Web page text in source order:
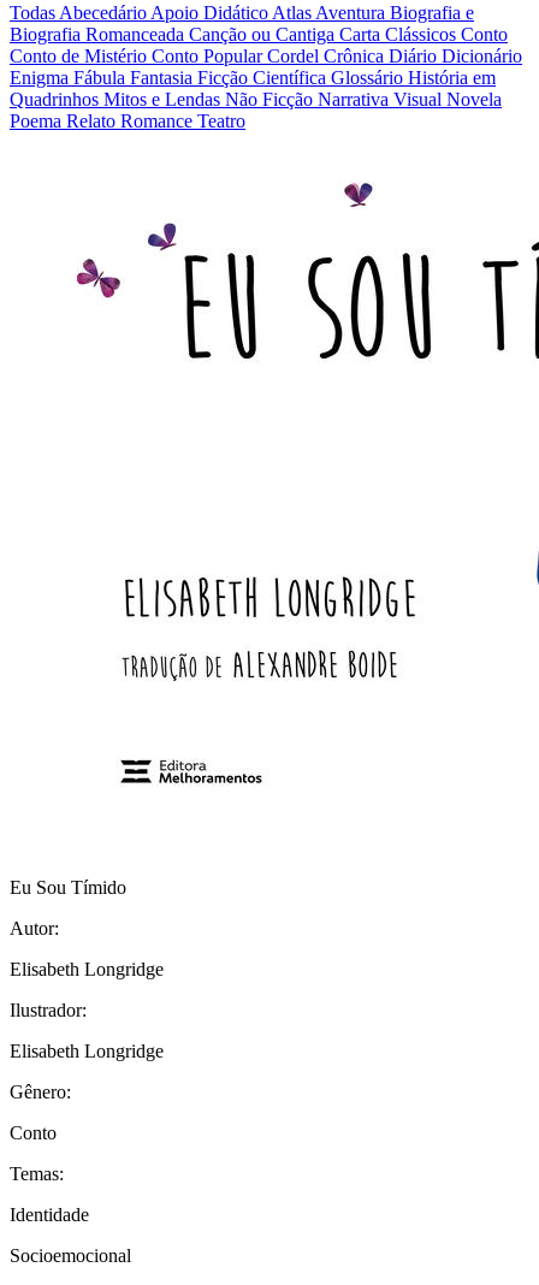
TodasAbecedárioApoio DidáticoAtlasAventura Biografia e
Biografia Romanceada Canção ou Cantiga Carta Clássicos Conto
Conto de Mistério Conto PopularCordel Crônica Diário Dicionário
Enigma Fábula Fantasia Ficção Científica Glossário História em
Quadrinhos Mitos e Lendas Não Ficção Narrativa Visual Novela
Poema Relato Romance Teatro
Eu Sou Tímido
Autor:
Elisabeth Longridge
Ilustrador:
Elisabeth Longridge
Gênero:
Conto
Temas:
Identidade
Socioemocional